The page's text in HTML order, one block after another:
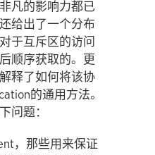
凡的影响力都已
给出了一个分布
于互斥区的访问
顺序获取的。更
释了如何将该协
的通用方法。
问题：
，那些用来保证